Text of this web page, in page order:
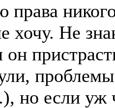
права
хочу. Не
но если уж